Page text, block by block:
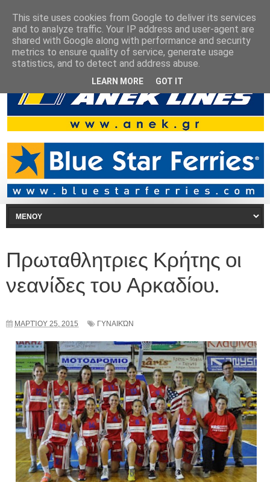
Πρωταθλητριες Κρήτης οι
νεανίδες του Αρκαδίου.
ΜΑΡΤΊΟΥ 25, 2015 ΓΥΝΑΙΚΏΝ
This site uses cookies from Google to deliver its services
and to analyze traffic. Your IP address and user-agent are
shared with Google along with performance and security
metrics to ensure quality of service, generate usage
statistics, and to detect and address abuse.
LEARN MORE GOT IT